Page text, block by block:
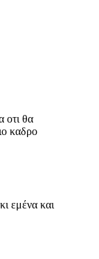
οτι θα
καδρο
εμένα και